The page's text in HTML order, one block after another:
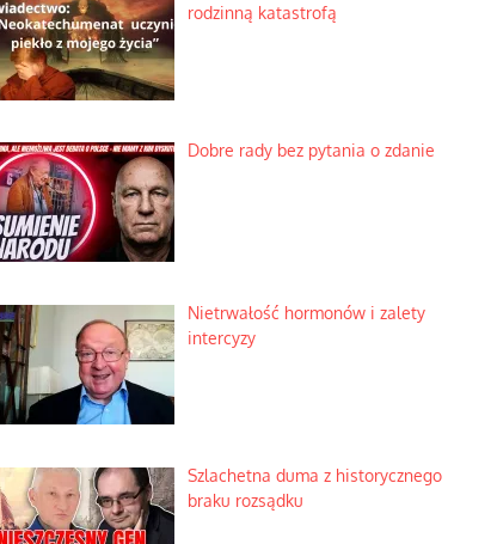
rodzinną katastrofą
Dobre rady bez pytania o zdanie
Nietrwałość hormonów i zalety
intercyzy
Szlachetna duma z historycznego
braku rozsądku